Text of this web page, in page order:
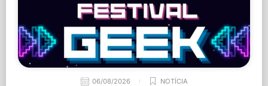
06/08/2026 NOTÍCIA